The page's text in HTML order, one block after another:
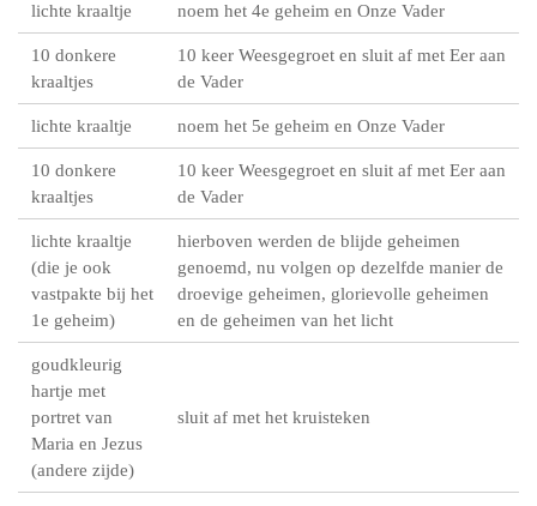
lichte kraaltje noem het 4e geheim en Onze Vader
10 donkere
kraaltjes
10 keer Weesgegroet en sluit af met Eer aan
de Vader
lichte kraaltje noem het 5e geheim en Onze Vader
10 donkere
kraaltjes
10 keer Weesgegroet en sluit af met Eer aan
de Vader
lichte kraaltje
(die je ook
vastpakte bij het
1e geheim)
hierboven werden de blijde geheimen
genoemd, nu volgen op dezelfde manier de
droevige geheimen, glorievolle geheimen
en de geheimen van het licht
goudkleurig
hartje met
portret van
Maria en Jezus
(andere zijde)
sluit af met het kruisteken